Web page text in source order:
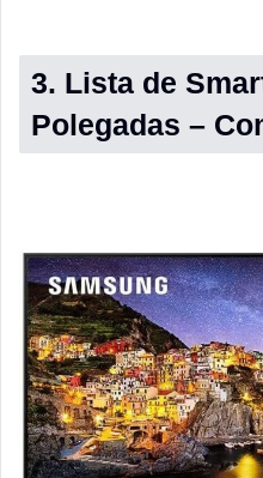
3. Lista de
Polegadas –